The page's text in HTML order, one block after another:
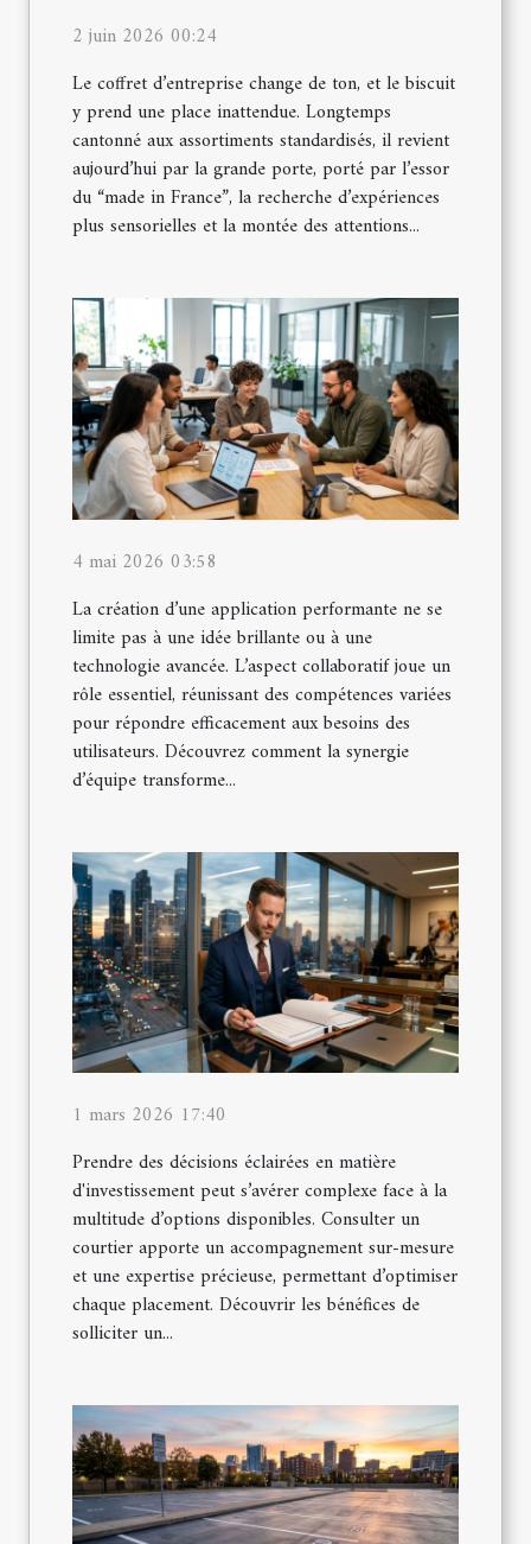
2 juin 2026 00:24
Le coffret d’entreprise change de ton, et le biscuit
y prend une place inattendue. Longtemps
cantonné aux assortiments standardisés, il revient
aujourd’hui par la grande porte, porté par l’essor
du “made in France”, la recherche d’expériences
plus sensorielles et la montée des attentions...
4 mai 2026 03:58
La création d’une application performante ne se
limite pas à une idée brillante ou à une
technologie avancée. L’aspect collaboratif joue un
rôle essentiel, réunissant des compétences variées
pour répondre efficacement aux besoins des
utilisateurs. Découvrez comment la synergie
d’équipe transforme...
1 mars 2026 17:40
Prendre des décisions éclairées en matière
d'investissement peut s’avérer complexe face à la
multitude d’options disponibles. Consulter un
courtier apporte un accompagnement sur-mesure
et une expertise précieuse, permettant d’optimiser
chaque placement. Découvrir les bénéfices de
solliciter un...